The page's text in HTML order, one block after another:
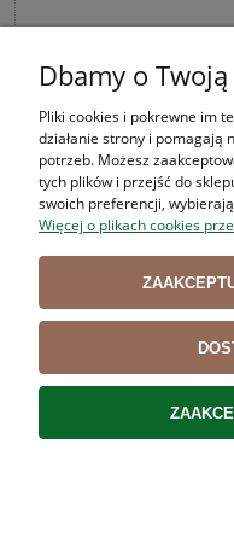
66,35 zł
Cena netto:53,94 zł
DO KOSZYKA
Dbamy o
Pliki cookies i pokrewne im
działanie strony i pomagają
potrzeb. Możesz
tych plików i przejść do
swoich preferencji,
Więcej o plikach cookies